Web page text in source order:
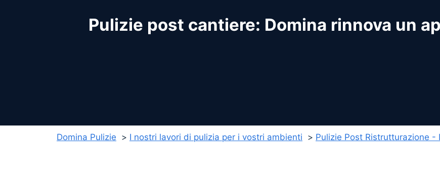
Pulizie post cantiere: Domina rinnova un
Domina Pulizie I nostri lavori di pulizia per i vostri ambienti Pulizie Post Ristrutturazione -